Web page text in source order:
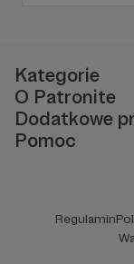
Kategorie
O Patronite
Dodatkowe
Pomoc
Regulamin